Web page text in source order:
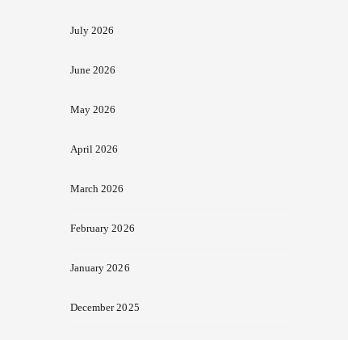
July 2026
June 2026
May 2026
April 2026
March 2026
February 2026
January 2026
December 2025